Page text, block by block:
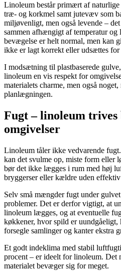
Linoleum består primært af
træ- og korkmel samt jutevæv som
miljøvenligt, men også levende –
sammen afhængigt af temperatur
bevægelse er helt normal, men kan
ikke er lagt korrekt eller udsættes
I modsætning til plastbaserede
linoleum en vis respekt for
materialets charme, men også
planlægningen.
Fugt – linoleum trives
omgivelser
Linoleum tåler ikke vedvarende
kan det svulme op, miste form eller
bør det ikke lægges i rum med høj
bryggerser eller kældre uden
Selv små mængder fugt under
problemer. Det er derfor vigtigt, at
linoleum lægges, og at eventuelle
køkkener, hvor spild er
forsegle samlinger og kanter ekstra
Et godt indeklima med stabil
procent – er ideelt for linoleum. Det
materialet bevæger sig for meget.